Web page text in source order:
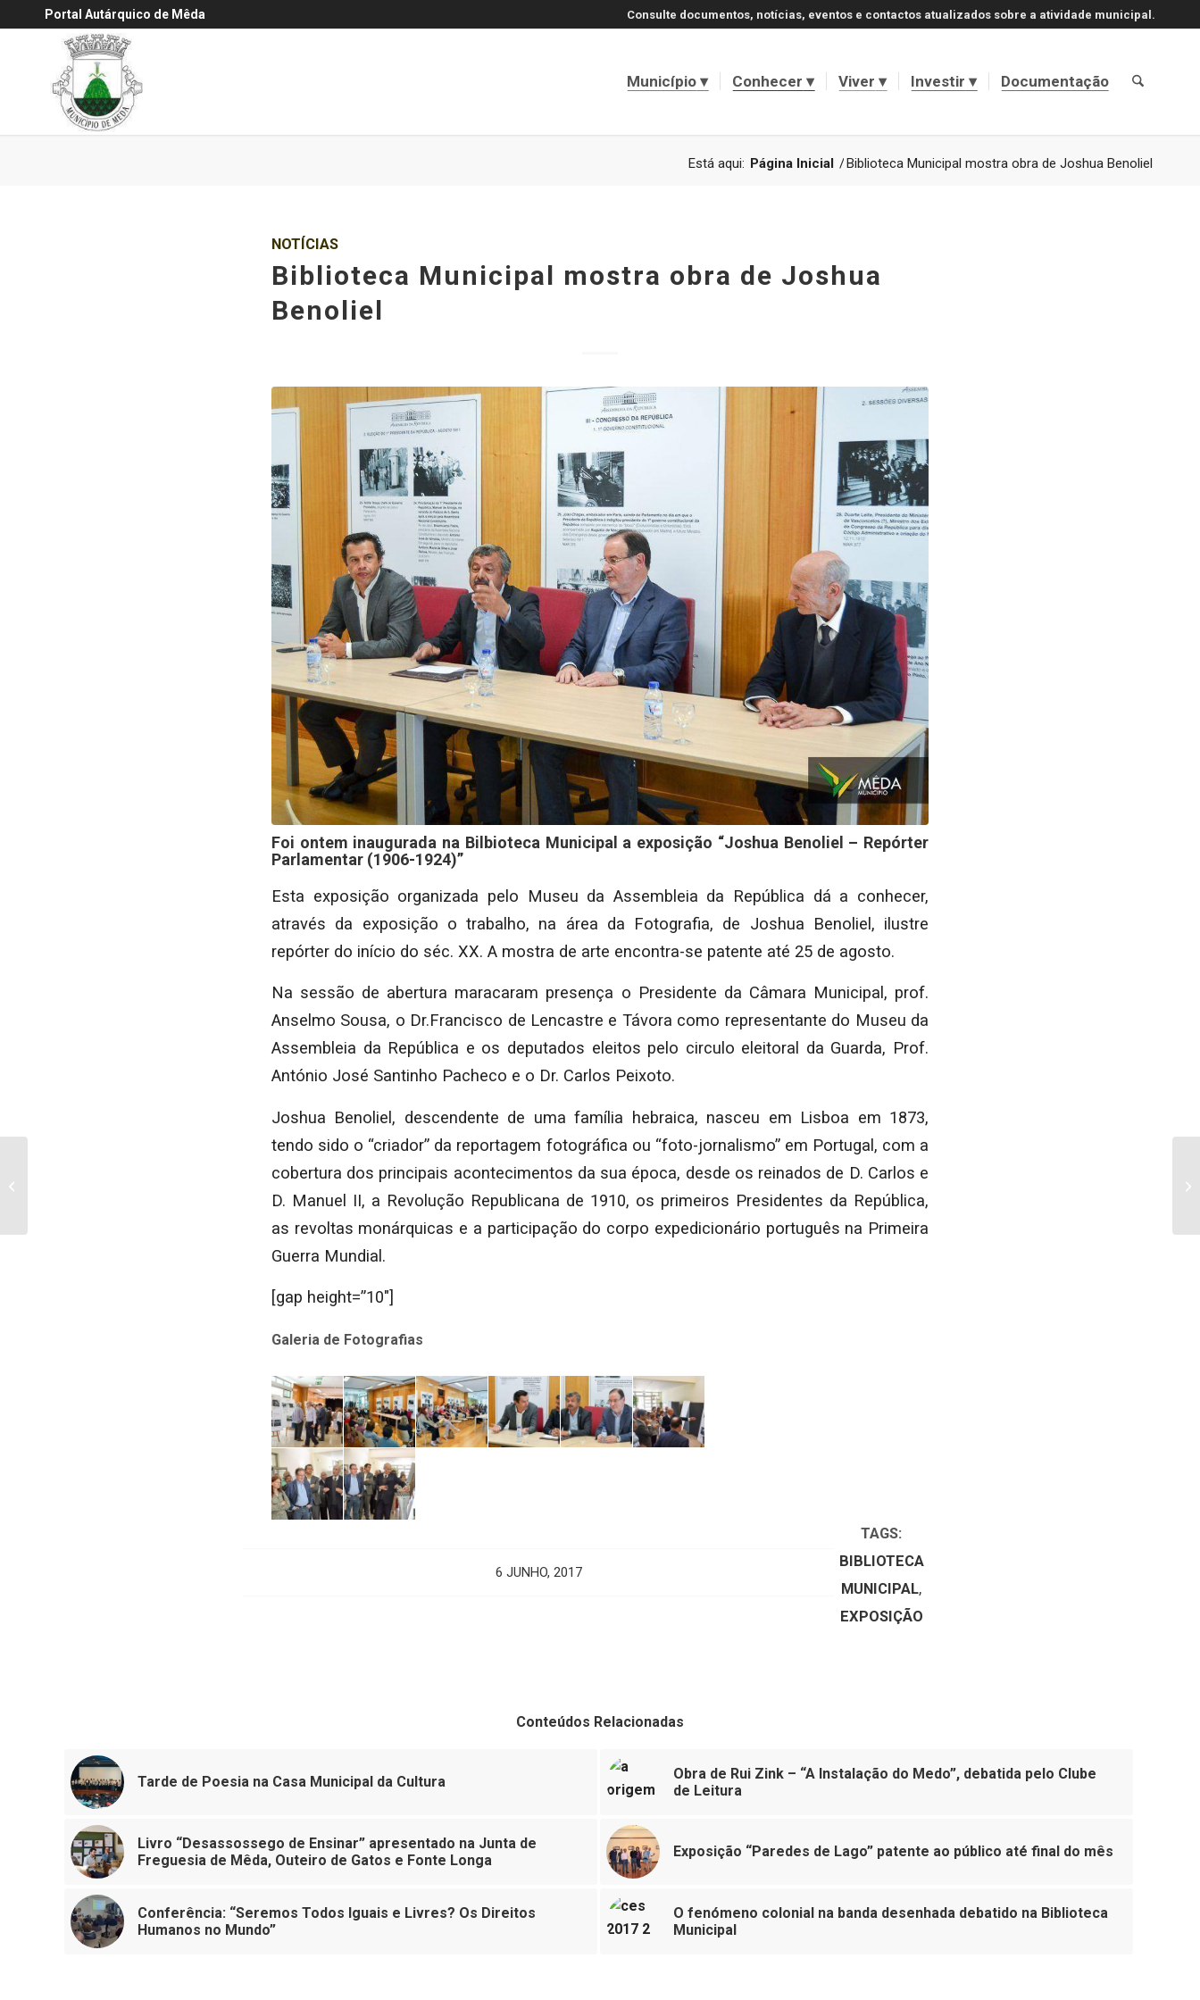
Portal Autárquico de Mêda Consulte documentos, notícias, eventos e contactos atualizados sobre a atividade municipal.
Município Conhecer Viver Investir Documentação
Está aqui: Página Inicial /Biblioteca Municipal mostra obra de Joshua Benoliel
NOTÍCIAS
Biblioteca Municipal mostra obra de Joshua
Benoliel
Foi ontem inaugurada na Bilbioteca Municipal a exposição “Joshua Benoliel – Repórter
Parlamentar (1906-1924)”
Esta exposição organizada pelo Museu da Assembleia da República dá a conhecer,
através da exposição o trabalho, na área da Fotografia, de Joshua Benoliel, ilustre
repórter do início do séc. XX. A mostra de arte encontra-se patente até 25 de agosto.
Na sessão de abertura maracaram presença o Presidente da Câmara Municipal, prof.
Anselmo Sousa, o Dr.Francisco de Lencastre e Távora como representante do Museu da
Assembleia da República e os deputados eleitos pelo circulo eleitoral da Guarda, Prof.
António José Santinho Pacheco e o Dr. Carlos Peixoto.
Joshua Benoliel, descendente de uma família hebraica, nasceu em Lisboa em 1873,
tendo sido o “criador” da reportagem fotográfica ou “foto-jornalismo” em Portugal, com a
cobertura dos principais acontecimentos da sua época, desde os reinados de D. Carlos e
D. Manuel II, a Revolução Republicana de 1910, os primeiros Presidentes da República,
as revoltas monárquicas e a participação do corpo expedicionário português na Primeira
Guerra Mundial.
[gap height=”10″]
Galeria de Fotografias
6 JUNHO, 2017
TAGS:
BIBLIOTECA
MUNICIPAL,
EXPOSIÇÃO
Conteúdos Relacionadas
Tarde de Poesia na Casa Municipal da Cultura
Obra de Rui Zink – “A Instalação do Medo”, debatida pelo Clube
de Leitura
Livro “Desassossego de Ensinar” apresentado na Junta de
Freguesia de Mêda, Outeiro de Gatos e Fonte Longa
Exposição “Paredes de Lago” patente ao público até final do mês
Conferência: “Seremos Todos Iguais e Livres? Os Direitos
Humanos no Mundo”
O fenómeno colonial na banda desenhada debatido na Biblioteca
Municipal